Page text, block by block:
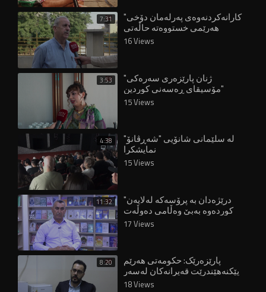
7:31 "کارانەکردنەوەی پەرلەمان دۆخی
هەرێمی خستووەتە حاڵەتی
16 Views
3:53 "ژنان پارێزەری سەرەکی
مۆسیقای ڕەسەنی کوردین"
15 Views
4:38 لە سلێمانی شانۆیی "شەڕڤانۆ"
نمایشکرا
15 Views
11:32 "درێژەدان بە پرۆسەکە لەلایەن
کوردەوە بەبێ وەڵامی دەوڵەت
قورسە"
17 Views
8:20 پارێزەرێک: حکومەتی هەرێم
پێکنەهێندرێت قەیرانەکان لەسەر
هاووڵاتییان زیاتر دەبن" 18 Views